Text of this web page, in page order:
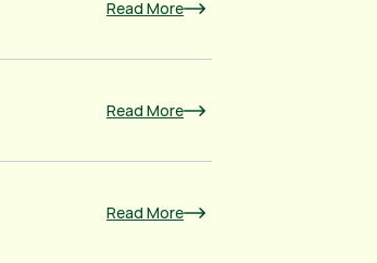
Read More
Read More
Read More